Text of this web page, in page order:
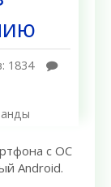
1834
с ОС
Android.